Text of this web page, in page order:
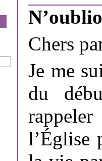
Chers
Je me
du
l’Église